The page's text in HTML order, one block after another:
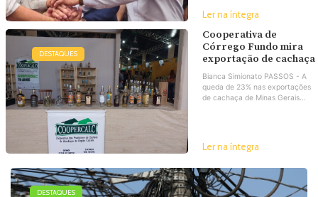
Ler na íntegra
DESTAQUES
Cooperativa de
Córrego Fundo mira
exportação de cachaça
Bianca Simionato PASSOS - A
queda de 23% nas exportações
de cachaça de Minas Gerais...
Ler na íntegra
DESTAQUES